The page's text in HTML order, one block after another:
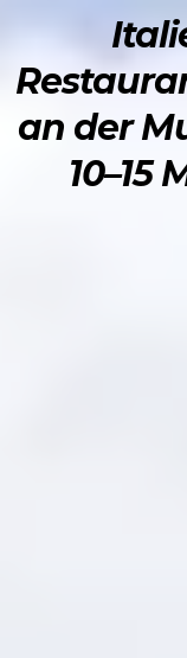
an der
10–15